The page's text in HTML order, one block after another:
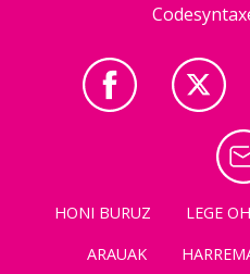
HONI BURUZ LEGE
ARAUAK